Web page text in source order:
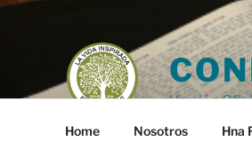
Versión
Home Nosotros Hna